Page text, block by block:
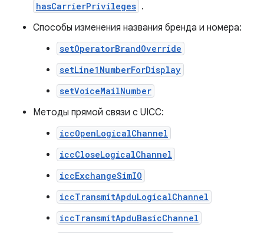
hasCarrierPrivileges .
Способы изменения названия бренда и номера:
setOperatorBrandOverride
setLine1NumberForDisplay
setVoiceMailNumber
Методы прямой связи с UICC:
iccOpenLogicalChannel
iccCloseLogicalChannel
iccExchangeSimIO
iccTransmitApduLogicalChannel
iccTransmitApduBasicChannel